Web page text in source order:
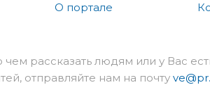
О портале
чем рассказать людям или у Вас
отправляйте нам на почту